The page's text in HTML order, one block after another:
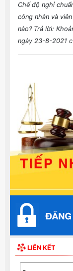
Chế độ nghỉ
công nhân và
nào? Trả lời:
ngày 23-8-2021
LIÊN KẾT